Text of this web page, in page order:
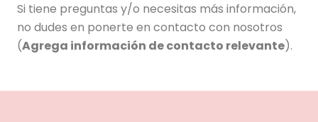
Si tiene preguntas y/o necesitas más información,
no dudes en ponerte en contacto con nosotros
(Agrega información de contacto relevante).